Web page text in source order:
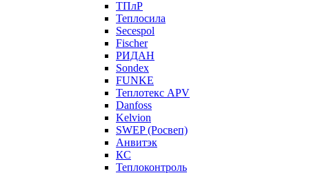
ТПлР
Теплосила
Secespol
Fischer
РИДАН
Sondex
FUNKE
Теплотекс APV
Danfoss
Kelvion
SWEP (Росвеп)
Анвитэк
КС
Теплоконтроль